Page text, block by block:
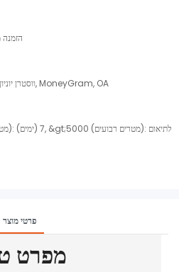
הזמנה
L/C, D/A, D/P, T/T, ווסטרן יוניון, MoneyGram, OA
פרטי מוצר
מפרט